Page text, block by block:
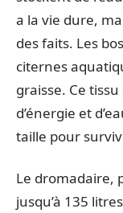
a la vie dure,
des faits. Les
citernes
graisse. Ce
d’énergie et
taille pour
Le dromadaire,
jusqu’à 135